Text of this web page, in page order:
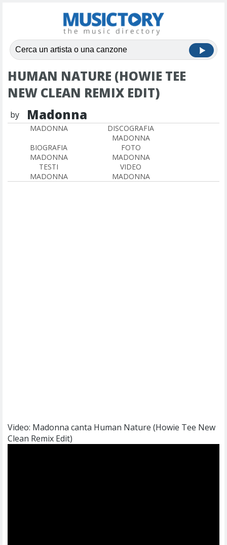
HUMAN NATURE (HOWIE TEE
NEW CLEAN REMIX EDIT)
by Madonna
MADONNA
DISCOGRAFIA
MADONNA
BIOGRAFIA
MADONNA
FOTO
MADONNA
TESTI
MADONNA
VIDEO
MADONNA
Video: Madonna canta Human Nature (Howie Tee New
Clean Remix Edit)